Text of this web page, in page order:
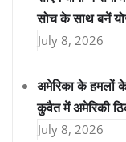
सोच के साथ बनें
July 8, 2026
अमेरिका के हमलों के
कुवैत में अमेरिकी
July 8, 2026